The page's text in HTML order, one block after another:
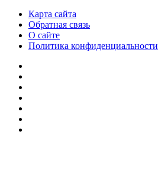
Карта сайта
Обратная связь
О сайте
Политика конфиденциальности